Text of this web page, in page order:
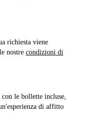
richiesta viene
nostre condizioni di
le bollette incluse,
di affitto